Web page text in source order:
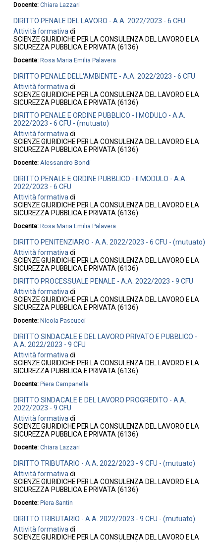
Docente:Chiara Lazzari
DIRITTO PENALE DEL LAVORO - A.A. 2022/2023 - 6 CFU
Attività formativadi
SCIENZE GIURIDICHE PER LA CONSULENZA DEL LAVORO E LA
SICUREZZA PUBBLICA E PRIVATA (6136)
Docente:Rosa Maria Emilia Palavera
DIRITTO PENALE DELL'AMBIENTE - A.A. 2022/2023 - 6 CFU
Attività formativadi
SCIENZE GIURIDICHE PER LA CONSULENZA DEL LAVORO E LA
SICUREZZA PUBBLICA E PRIVATA (6136)
DIRITTO PENALE E ORDINE PUBBLICO - I MODULO - A.A.
2022/2023 - 6 CFU - (mutuato)
Attività formativadi
SCIENZE GIURIDICHE PER LA CONSULENZA DEL LAVORO E LA
SICUREZZA PUBBLICA E PRIVATA (6136)
Docente:Alessandro Bondi
DIRITTO PENALE E ORDINE PUBBLICO - II MODULO - A.A.
2022/2023 - 6 CFU
Attività formativadi
SCIENZE GIURIDICHE PER LA CONSULENZA DEL LAVORO E LA
SICUREZZA PUBBLICA E PRIVATA (6136)
Docente:Rosa Maria Emilia Palavera
DIRITTO PENITENZIARIO - A.A. 2022/2023 - 6 CFU - (mutuato)
Attività formativadi
SCIENZE GIURIDICHE PER LA CONSULENZA DEL LAVORO E LA
SICUREZZA PUBBLICA E PRIVATA (6136)
DIRITTO PROCESSUALE PENALE - A.A. 2022/2023 - 9 CFU
Attività formativadi
SCIENZE GIURIDICHE PER LA CONSULENZA DEL LAVORO E LA
SICUREZZA PUBBLICA E PRIVATA (6136)
Docente:Nicola Pascucci
DIRITTO SINDACALE E DEL LAVORO PRIVATO E PUBBLICO -
A.A. 2022/2023 - 9 CFU
Attività formativadi
SCIENZE GIURIDICHE PER LA CONSULENZA DEL LAVORO E LA
SICUREZZA PUBBLICA E PRIVATA (6136)
Docente:Piera Campanella
DIRITTO SINDACALE E DEL LAVORO PROGREDITO - A.A.
2022/2023 - 9 CFU
Attività formativadi
SCIENZE GIURIDICHE PER LA CONSULENZA DEL LAVORO E LA
SICUREZZA PUBBLICA E PRIVATA (6136)
Docente:Chiara Lazzari
DIRITTO TRIBUTARIO - A.A. 2022/2023 - 9 CFU - (mutuato)
Attività formativadi
SCIENZE GIURIDICHE PER LA CONSULENZA DEL LAVORO E LA
SICUREZZA PUBBLICA E PRIVATA (6136)
Docente:Piera Santin
DIRITTO TRIBUTARIO - A.A. 2022/2023 - 9 CFU - (mutuato)
Attività formativadi
SCIENZE GIURIDICHE PER LA CONSULENZA DEL LAVORO E LA